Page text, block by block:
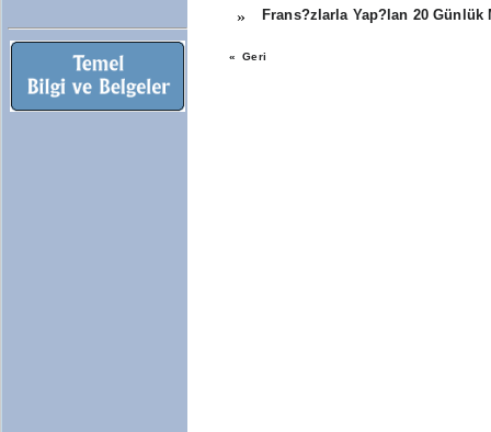
» Frans?zlarla Yap?lan 20 Günlük
« Geri